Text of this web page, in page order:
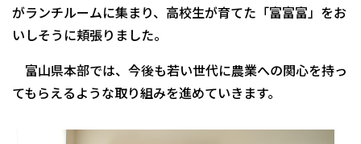
がランチルームに集まり、高校生が育てた「富富富」をお
いしそうに頬張りました。
富山県本部では、今後も若い世代に農業への関心を持っ
てもらえるような取り組みを進めていきます。